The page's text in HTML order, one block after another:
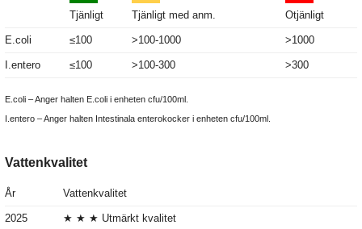
Tjänligt Tjänligt med anm. Otjänligt
E.coli ≤100 >100-1000 >1000
I.entero ≤100 >100-300 >300
E.coli – Anger halten E.coli i enheten cfu/100ml.
I.entero – Anger halten Intestinala enterokocker i enheten cfu/100ml.
Vattenkvalitet
År Vattenkvalitet
2025 ★ ★ ★ Utmärkt kvalitet